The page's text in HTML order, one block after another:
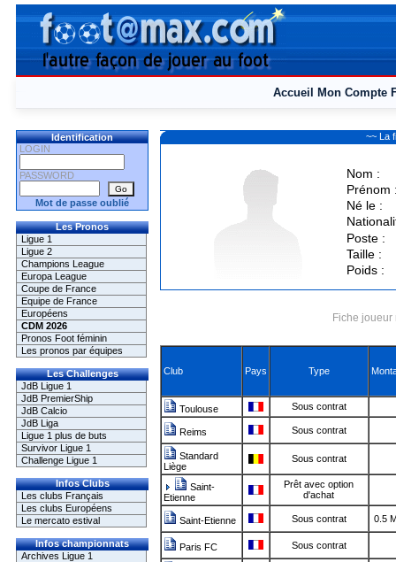
Accueil Mon Compte
Identification
LOGIN
PASSWORD
Mot de passe oublié
Les Pronos
Ligue 1
Ligue 2
Champions League
Europa League
Coupe de France
Equipe de France
Européens
CDM 2026
Pronos Foot féminin
Les pronos par équipes
Les Challenges
JdB Ligue 1
JdB PremierShip
JdB Calcio
JdB Liga
Ligue 1 plus de buts
Survivor Ligue 1
Challenge Ligue 1
Infos Clubs
Les clubs Français
Les clubs Européens
Le mercato estival
Infos championnats
Archives Ligue 1
~~ La
Nom :
Prénom
Né le :
Poste :
Taille :
Poids :
Fiche
Club Pays Type
Toulouse Sous contrat
Reims Sous contrat
Standard
Liège
Sous contrat
Saint-
Etienne
Prêt avec option
d'achat
Saint-Etienne Sous contrat 0.5
Paris FC Sous contrat